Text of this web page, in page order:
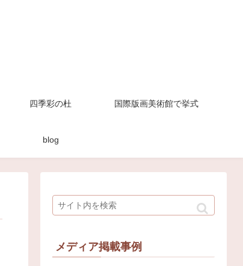
四季彩の杜 国際版画美術館で挙式
blog
メディア掲載事例